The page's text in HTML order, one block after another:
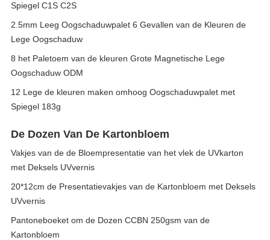
Spiegel C1S C2S
2.5mm Leeg Oogschaduwpalet 6 Gevallen van de Kleuren de
Lege Oogschaduw
8 het Paletoem van de kleuren Grote Magnetische Lege
Oogschaduw ODM
12 Lege de kleuren maken omhoog Oogschaduwpalet met
Spiegel 183g
De Dozen Van De Kartonbloem
Vakjes van de de Bloempresentatie van het vlek de UVkarton
met Deksels UVvernis
20*12cm de Presentatievakjes van de Kartonbloem met Deksels
UVvernis
Pantoneboeket om de Dozen CCBN 250gsm van de
Kartonbloem